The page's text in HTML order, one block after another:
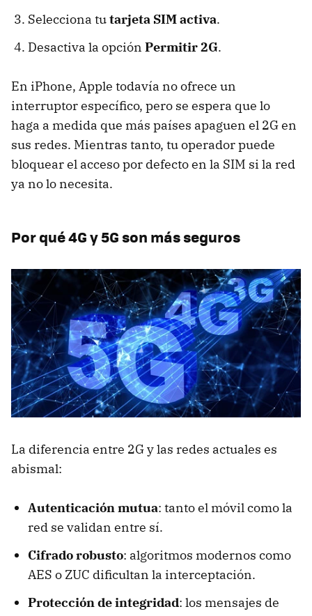
Selecciona tutarjeta SIM activa.
Desactiva la opción Permitir 2G.
En iPhone, Apple todavía no ofrece un
interruptor específico, pero se espera que lo
haga a medida que más países apaguen el 2G en
sus redes. Mientras tanto, tu operador puede
bloquear el acceso por defecto en la SIM si la red
ya no lo necesita.
Por qué 4G y 5G son más seguros
La diferencia entre 2G y las redes actuales es
abismal:
Autenticación mutua: tanto el móvil como la
red se validan entre sí.
Cifrado robusto: algoritmos modernos como
AES o ZUC dificultan la interceptación.
Protección de integridad: los mensajes de